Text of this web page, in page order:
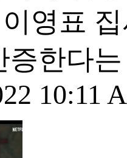
영표
증한다
10:11